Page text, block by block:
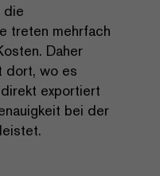
die
treten mehrfach
Daher
dort, wo es
exportiert
bei der